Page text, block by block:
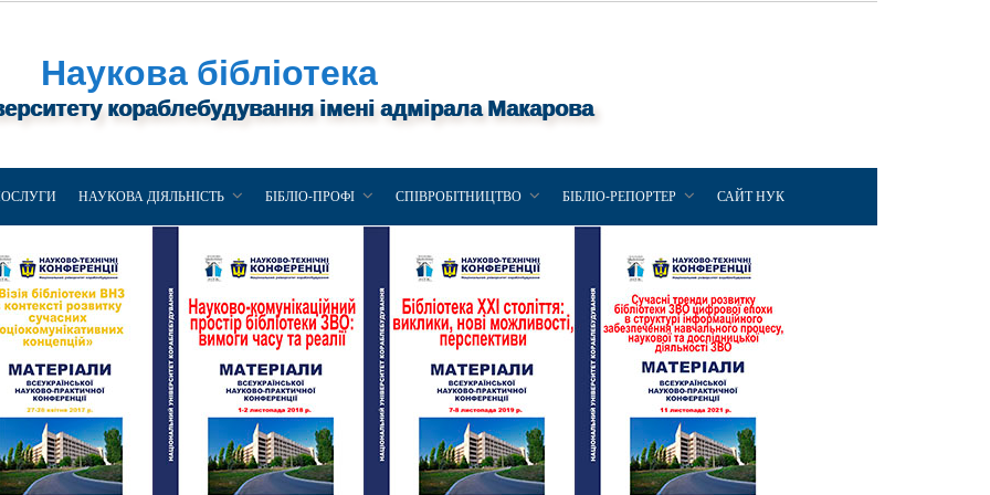
Наукова бібліотека
кораблебудування імені адмірала Макарова
НАУКОВА ДІЯЛЬНІСТЬ БІБЛІО-ПРОФІ СПІВРОБІТНИЦТВО БІБЛІО-РЕПОРТЕР САЙТ НУК